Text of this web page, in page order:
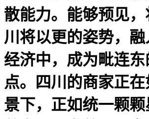
散能力。能够预见，
川将以更的姿势，
经济中，成为毗连
点。四川的商家正
景下，正如统一颗